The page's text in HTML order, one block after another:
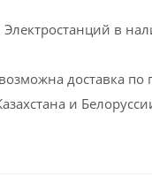
в
доставка по
и